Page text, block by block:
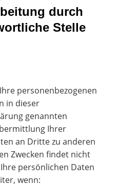
durch
Stelle
personenbezogenen
in dieser
genannten
Ihrer
an Dritte zu anderen
Zwecken findet nicht
persönlichen Daten
wenn: